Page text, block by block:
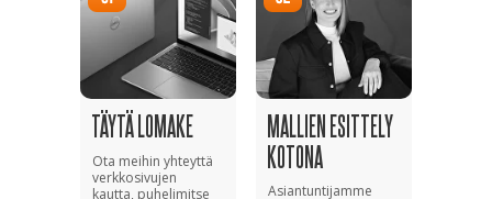
TÄYTÄ LOMAKE
Ota meihin yhteyttä
verkkosivujen
kautta, puhelimitse
MALLIEN ESITTELY
KOTONA
Asiantuntijamme